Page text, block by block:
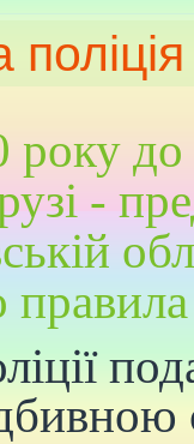
року
-